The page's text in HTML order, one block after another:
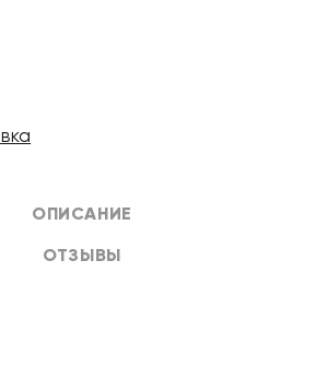
ОПИСАНИЕ
ОТЗЫВЫ